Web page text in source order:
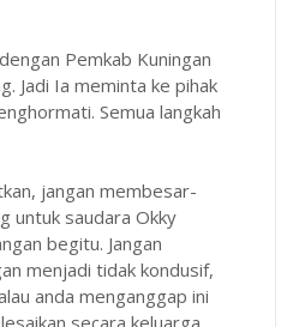
Pemkab Kuningan
Jadi Ia meminta ke pihak
Semua langkah
jangan membesar-
untuk saudara Okky
begitu. Jangan
menjadi tidak kondusif,
anda menganggap ini
secara keluarga.